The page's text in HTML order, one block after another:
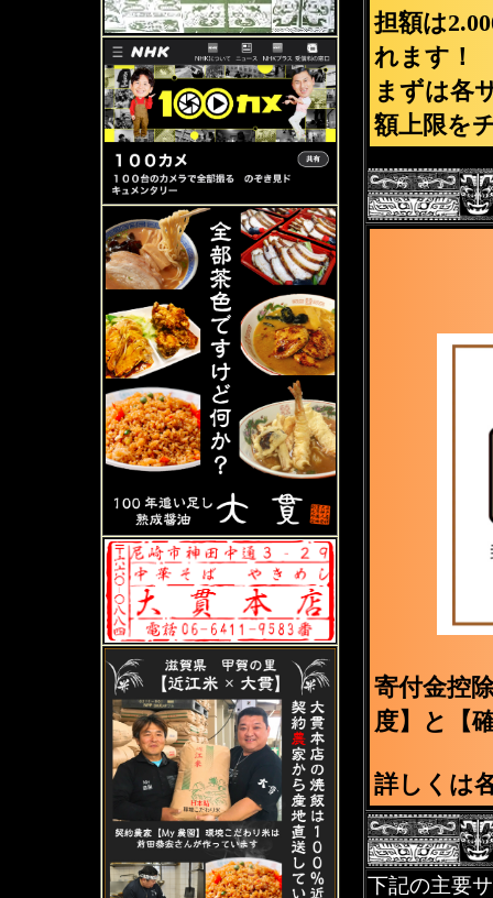
担額は
れます！
まずは各
額上限を
寄付金控
度】と【
詳しくは
下記の主要